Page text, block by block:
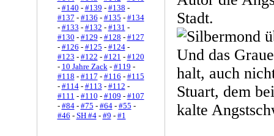
- #140 - #139 - #138 -
#137 - #136 - #135 - #134
- #133 - #132 - #131 -
#130 - #129 - #128 - #127
- #126 - #125 - #124-
#123 - #122 - #121 - #120
- 10 Jahre Zack- #119 -
#118 - #117 - #116 - #115
- #114- #113 - #112 -
#111 - #110 - #109 - #107
- #84- #75 - #64- #55 -
#46 - SH #4- #9 - #1
Stadt.
Und das
halt, auch
Stuart, dem
kalte